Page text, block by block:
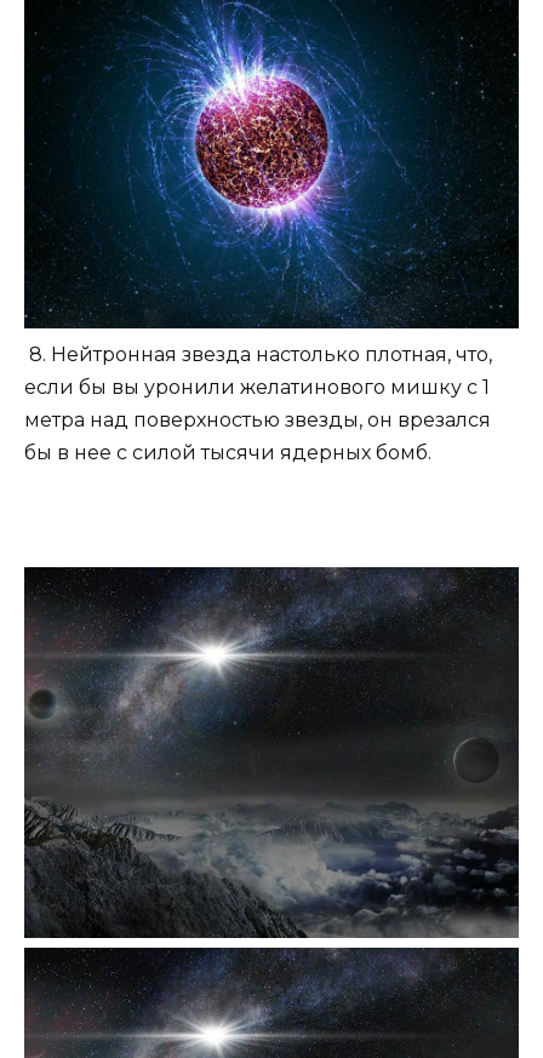
8. Нейтронная звезда настолько плотная, что,
если бы вы уронили желатинового мишку с 1
метра над поверхностью звезды, он врезался
бы в нее с силой тысячи ядерных бомб.